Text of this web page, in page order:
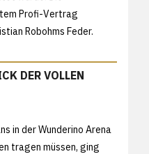
Profi-Vertrag
Robohms Feder.
DER VOLLEN
in der Wunderino Arena
tragen müssen, ging